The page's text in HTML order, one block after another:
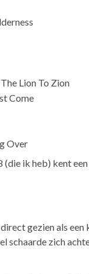
Lion To Zion
Come
Over
(die ik heb) kent
gezien als een
schaarde zich